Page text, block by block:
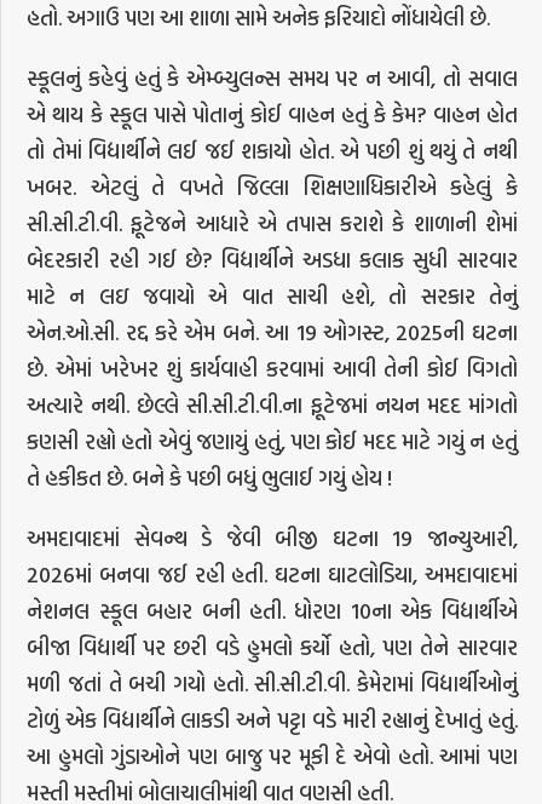
હતો. અગાઉ પણ આ શાળા સામે અનેક ફરિયાદો નોંધાયેલી છે.
સ્કૂલનું કહેવું હતું કે એમ્બ્યુલન્સ સમય પર ન આવી, તો સવાલ
એ થાય કે સ્કૂલ પાસે પોતાનું કોઈ વાહન હતું કે કેમ? વાહન હોત
તો તેમાં વિદ્યાર્થીને લઈ જઈ શકાયો હોત. એ પછી શું થયું તે નથી
ખબર. એટલું તે વખતે જિલ્લા શિક્ષણાધિકારીએ કહેલું કે
સી.સી.ટી.વી. ફૂટેજને આધારે એ તપાસ કરાશે કે શાળાની શેમાં
બેદરકારી રહી ગઈ છે? વિદ્યાર્થીને અડધા કલાક સુધી સારવાર
માટે ન લઇ જવાયો એ વાત સાચી હશે, તો સરકાર તેનું
એન.ઓ.સી. રદ્દ કરે એમ બને. આ 19 ઓગસ્ટ, 2025ની ઘટના
છે. એમાં ખરેખર શું કાર્યવાહી કરવામાં આવી તેની કોઈ વિગતો
અત્યારે નથી. છેલ્લે સી.સી.ટી.વી.ના ફૂટેજમાં નયન મદદ માંગતો
કણસી રહ્યો હતો એવું જણાયું હતું, પણ કોઈ મદદ માટે ગયું ન હતું
તે હકીકત છે. બને કે પછી બધું ભુલાઈ ગયું હોય !
અમદાવાદમાં સેવન્થ ડે જેવી બીજી ઘટના 19 જાન્યુઆરી,
2026માં બનવા જઈ રહી હતી. ઘટના ઘાટલોડિયા, અમદાવાદમાં
નેશનલ સ્કૂલ બહાર બની હતી. ધોરણ 10ના એક વિદ્યાર્થીએ
બીજા વિદ્યાર્થી પર છરી વડે હુમલો કર્યો હતો, પણ તેને સારવાર
મળી જતાં તે બચી ગયો હતો. સી.સી.ટી.વી. કેમેરામાં વિદ્યાર્થીઓનું
ટોળું એક વિદ્યાર્થીને લાકડી અને પટ્ટા વડે મારી રહ્યાનું દેખાતું હતું.
આ હુમલો ગુંડાઓને પણ બાજુ પર મૂકી દે એવો હતો. આમાં પણ
મસ્તી મસ્તીમાં બોલાચાલીમાંથી વાત વણસી હતી.